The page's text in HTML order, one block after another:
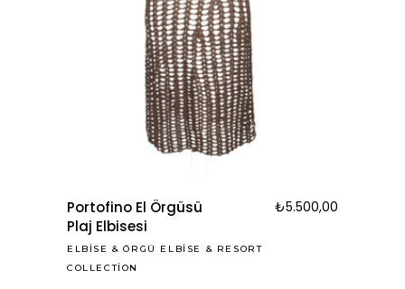
Portofino El Örgüsü
Plaj Elbisesi
₺5.500,00
ELBISE &ÖRGÜ ELBISE & RESORT
COLLECTION